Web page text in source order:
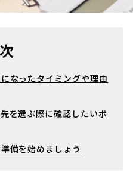
なったタイミングや理由
を選ぶ際に確認したいポ
備を始めましょう